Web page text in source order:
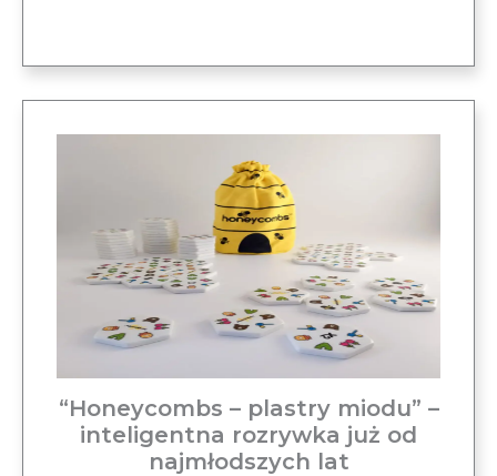
“Honeycombs – plastry miodu” –
inteligentna rozrywka już od
najmłodszych lat